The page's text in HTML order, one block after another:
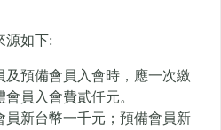
源如下:
及預備會員入會時，應一次繳
員入會費貳仟元。
員新台幣一千元；預備會員新